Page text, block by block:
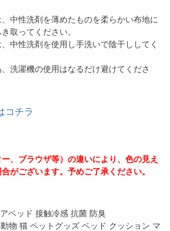
中性洗剤を薄めたものを柔らかい布地に
取ってください。
中性洗剤を使用し手洗いで陰干ししてく
洗濯機の使用はなるだけ避けてくださ
コチラ
、ブラウザ等）の違いにより、色の見え
がございます。予めご了承ください。
ベッド 接触冷感 抗菌 防臭
物 猫 ペットグッズ ベッド クッション マ